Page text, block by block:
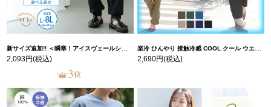
新サイズ追加!! ＜瞬寒！アイスヴェールシリーズ＞ 美脚 ジョガーパンツ 【ウェストゴム】 【ストレッチ】 | 大きいサイズの通販ならハッピーマリリン
2,093円(税込)
楽冷 ひんやり 接触冷感 COOL クール ウエストゴム 楽ちん ストレッチ 美脚 レギパン 【ストレッチ】 | 大きいサイズの通販ならハッピーマリリン
2,690円(税込)